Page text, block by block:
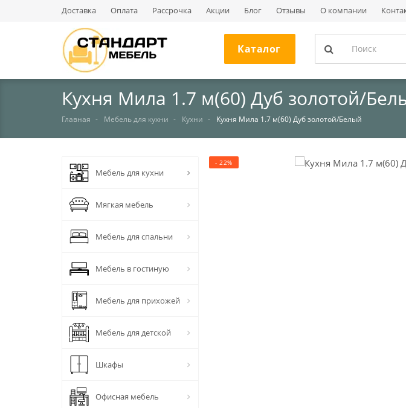
Доставка Оплата Рассрочка Акции Блог Отзывы О компании
Каталог
Кухня Мила 1.7 м(60) Дуб золотой/
Главная Мебель для кухни Кухни Кухня Мила 1.7 м(60) Дуб золотой/Белый
Мебель для кухни
Мягкая мебель
Мебель для спальни
Мебель в гостиную
Мебель для прихожей
Мебель для детской
Шкафы
Офисная мебель
- 22%